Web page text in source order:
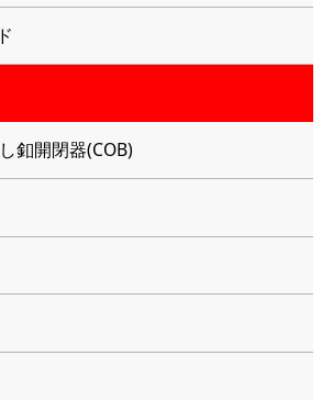
釦開閉器(COB)